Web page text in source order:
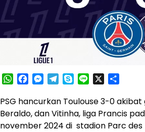
WhatsApp
Facebook
Messenger
Telegram
SkypeLine
PSG hancurkan Toulouse 3-0 akibat
Beraldo, dan Vitinha, liga Prancis
november 2024 di stadion Parc des